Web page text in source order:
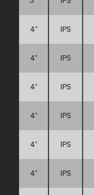
4” IPS
4” IPS
4” IPS
4” IPS
4” IPS
4” IPS